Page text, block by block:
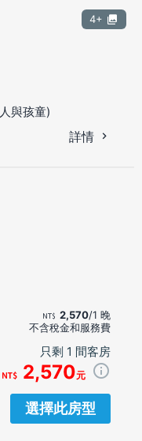
4+
與孩童)
詳情
2,570/1 晚
不含稅金和服務費
只剩 1 間客房
2,570元
選擇此房型